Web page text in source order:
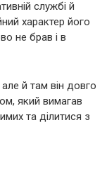
службі й
характер його
не брав і в
й там він довго
який вимагав
та ділитися з